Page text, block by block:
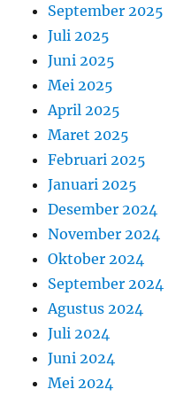
September 2025
Juli 2025
Juni 2025
Mei 2025
April 2025
Maret 2025
Februari 2025
Januari 2025
Desember 2024
November 2024
Oktober 2024
September 2024
Agustus 2024
Juli 2024
Juni 2024
Mei 2024